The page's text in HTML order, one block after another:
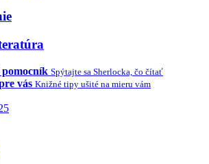
Spýtajte sa Sherlocka, čo čítať
vás Knižné tipy ušité na mieru vám